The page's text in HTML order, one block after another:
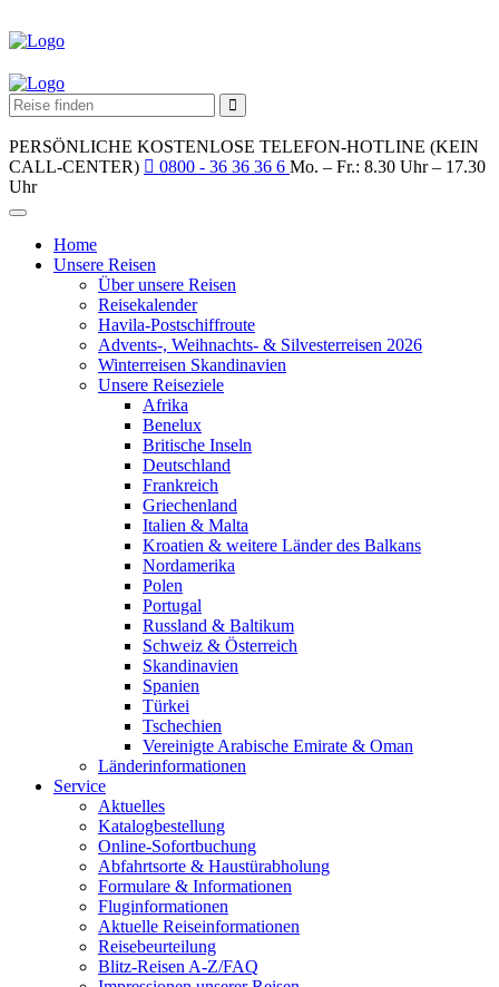
PERSÖNLICHE KOSTENLOSE TELEFON-HOTLINE (KEIN
CALL-CENTER)
0800 - 36 36 36 6 Mo. – Fr.: 8.30 Uhr – 17.30
Uhr
Home
Unsere Reisen
Über unsere Reisen
Reisekalender
Havila-Postschiffroute
Advents-, Weihnachts- & Silvesterreisen 2026
Winterreisen Skandinavien
Unsere Reiseziele
Afrika
Benelux
Britische Inseln
Deutschland
Frankreich
Griechenland
Italien & Malta
Kroatien & weitere Länder des Balkans
Nordamerika
Polen
Portugal
Russland & Baltikum
Schweiz & Österreich
Skandinavien
Spanien
Türkei
Tschechien
Vereinigte Arabische Emirate & Oman
Länderinformationen
Service
Aktuelles
Katalogbestellung
Online-Sofortbuchung
Abfahrtsorte & Haustürabholung
Formulare & Informationen
Fluginformationen
Aktuelle Reiseinformationen
Reisebeurteilung
Blitz-Reisen A-Z/FAQ